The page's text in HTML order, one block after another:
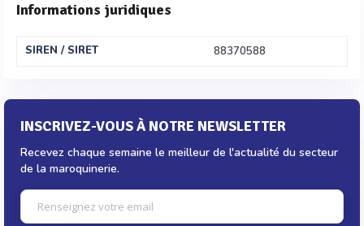
Informations juridiques
SIREN / SIRET 88370588
INSCRIVEZ-VOUS À NOTRE NEWSLETTER
Recevez chaque semaine le meilleur de l'actualité du secteur
de la maroquinerie.